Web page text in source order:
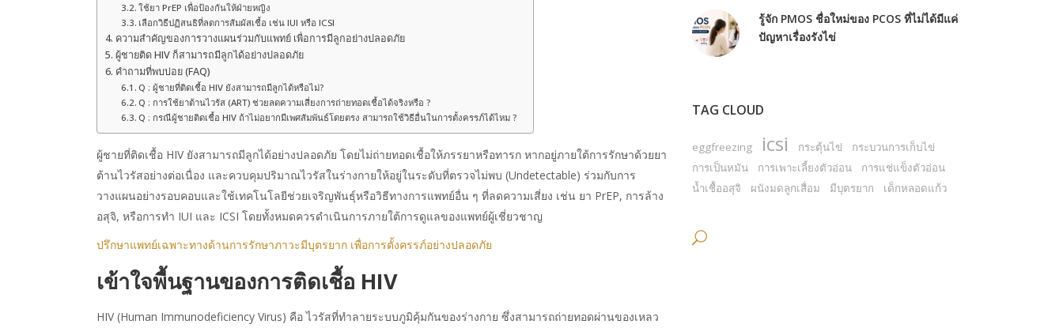
ใช้ยา PrEP เพื่อป้องกันให้ฝ่ายหญิง
เลือกวิธีปฏิสนธิที่ลดการสัมผัสเชื้อ เช่น IUI หรือ ICSI
ความสำคัญของการวางแผนร่วมกับแพทย์ เพื่อการมีลูกอย่างปลอดภัย
ผู้ชายติด HIV ก็สามารถมีลูกได้อย่างปลอดภัย
คำถามที่พบบ่อย (FAQ)
Q : ผู้ชายที่ติดเชื้อ HIV ยังสามารถมีลูกได้หรือไม่?
Q : การใช้ยาต้านไวรัส (ART) ช่วยลดความเสี่ยงการถ่ายทอดเชื้อได้จริงหรือ ?
Q : กรณีผู้ชายติดเชื้อ HIV ถ้าไม่อยากมีเพศสัมพันธ์โดยตรง สามารถใช้วิธีอื่นในการตั้งครรภ์ได้ไหม ?
ผู้ชายที่ติดเชื้อ HIV ยังสามารถมีลูกได้อย่างปลอดภัย โดยไม่ถ่ายทอดเชื้อให้ภรรยาหรือทารก หากอยู่ภายใต้การรักษาด้วยยา
ต้านไวรัสอย่างต่อเนื่อง และควบคุมปริมาณไวรัสในร่างกายให้อยู่ในระดับที่ตรวจไม่พบ (Undetectable) ร่วมกับการ
วางแผนอย่างรอบคอบและใช้เทคโนโลยีช่วยเจริญพันธุ์หรือวิธีทางการแพทย์อื่น ๆ ที่ลดความเสี่ยง เช่น ยา PrEP, การล้าง
อสุจิ, หรือการทำ IUI และ ICSI โดยทั้งหมดควรดำเนินการภายใต้การดูแลของแพทย์ผู้เชี่ยวชาญ
ปรึกษาแพทย์เฉพาะทางด้านการรักษาภาวะมีบุตรยาก เพื่อการตั้งครรภ์อย่างปลอดภัย
เข้าใจพื้นฐานของการติดเชื้อ HIV
HIV (Human Immunodeficiency Virus) คือ ไวรัสที่ทำลายระบบภูมิคุ้มกันของร่างกาย ซึ่งสามารถถ่ายทอดผ่านของเหลว
รู้จัก PMOS ชื่อใหม่ของ PCOS ที่ไม่ได้มีแค่
ปัญหาเรื่องรังไข่
TAG CLOUD
eggfreezing icsi กระตุ้นไข่
กระบวนการเก็บไข่
การเป็นหมัน
การเพาะเลี้ยงตัวอ่อน
การแช่แข็งตัวอ่อน
น้ำเชื้ออสุจิ
ผนังมดลูกเสื่อม มีบุตรยาก เด็กหลอดแก้ว